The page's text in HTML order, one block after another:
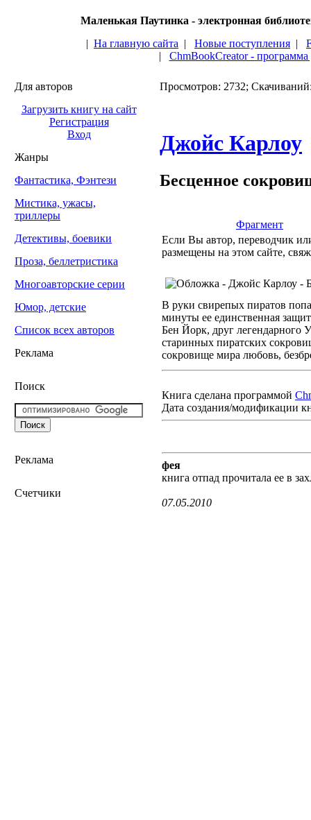
Маленькая Паутинка - электронная
| На главную сайта | Новые поступления |
| ChmBookCreator -
Для авторов
Загрузить книгу на сайт
Регистрация
Вход
Жанры
Фантастика, Фэнтези
Мистика, ужасы,
триллеры
Детективы, боевики
Проза, беллетристика
Многоавторские серии
Юмор, детские
Список всех авторов
Реклама
Поиск
Реклама
Счетчики
Просмотров: 2732;
Джойс Карлоу
Бесценное
Фрагмент
Если Вы автор, переводчик
размещены на этом сайте,
В руки свирепых пиратов
минуты ее единственная
Бен Йорк, друг легендарного
старинных пиратских
сокровище мира любовь,
Книга сделана программой
Дата создания/модификации
фея
книга отпад прочитала ее в
07.05.2010